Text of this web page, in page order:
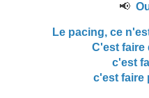
📢
Le pacing, ce
C'est faire
c'est
c'est faire